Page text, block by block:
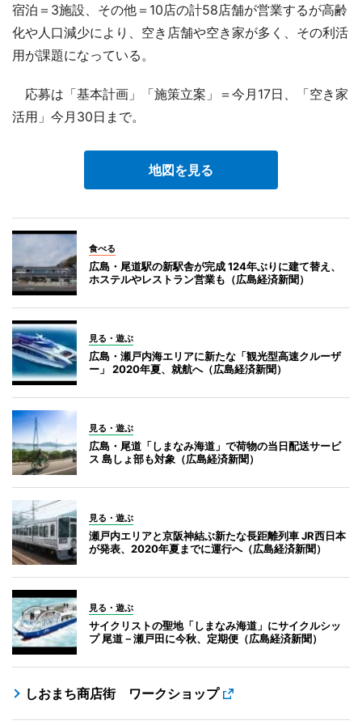
宿泊＝3施設、その他＝10店の計58店舗が営業するが高齢
化や人口減少により、空き店舗や空き家が多く、その利活
用が課題になっている。
応募は「基本計画」「施策立案」＝今月17日、「空き家
活用」今月30日まで。
地図を見る
食べる
広島・尾道駅の新駅舎が完成 124年ぶりに建て替え、
ホステルやレストラン営業も（広島経済新聞）
見る・遊ぶ
広島・瀬戸内海エリアに新たな「観光型高速クルーザ
ー」 2020年夏、就航へ（広島経済新聞）
見る・遊ぶ
広島・尾道「しまなみ海道」で荷物の当日配送サービ
ス 島しょ部も対象（広島経済新聞）
見る・遊ぶ
瀬戸内エリアと京阪神結ぶ新たな長距離列車 JR西日本
が発表、2020年夏までに運行へ（広島経済新聞）
見る・遊ぶ
サイクリストの聖地「しまなみ海道」にサイクルシッ
プ 尾道－瀬戸田に今秋、定期便（広島経済新聞）
しおまち商店街 ワークショップ